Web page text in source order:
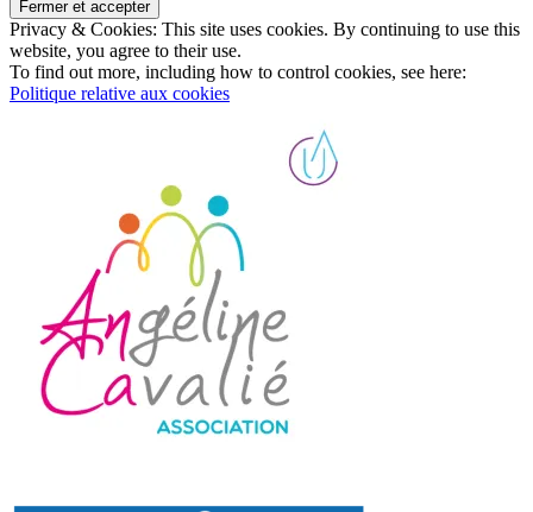
Privacy & Cookies: This site uses cookies. By continuing to use this
website, you agree to their use.
To find out more, including how to control cookies, see here:
Politique relative aux cookies